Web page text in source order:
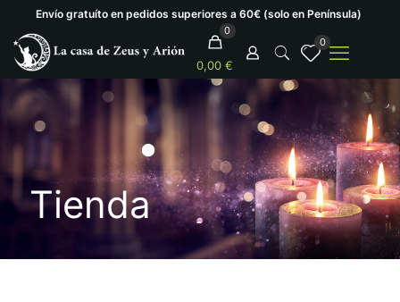
Envío gratuíto en pedidos superiores a 60€ (solo en Península)
0
0,00 €
0
Tienda